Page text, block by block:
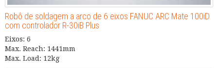
Robô de soldagem a arco de 6 eixos FANUC ARC Mate 100iD
com controlador R-30iB Plus
Eixos: 6
Max. Reach: 1441mm
Max. Load: 12kg